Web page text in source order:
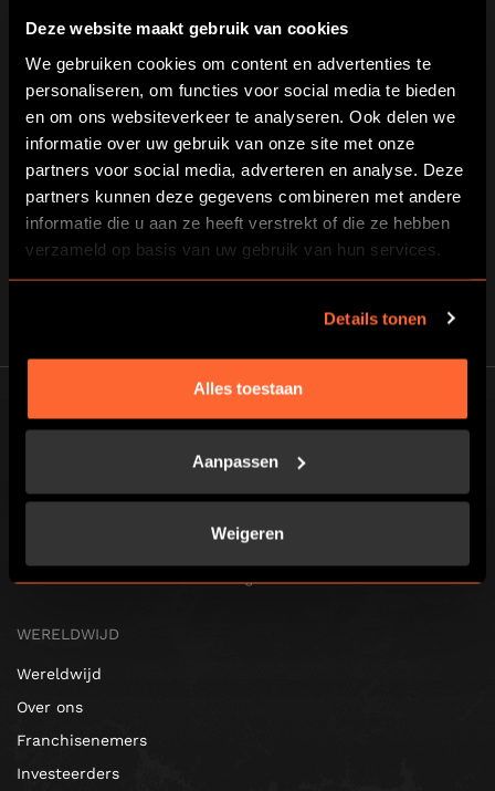
Deze website maakt gebruik van cookies
We gebruiken cookies om content en advertenties te
personaliseren, om functies voor social media te bieden
en om ons websiteverkeer te analyseren. Ook delen we
informatie over uw gebruik van onze site met onze
partners voor social media, adverteren en analyse. Deze
partners kunnen deze gegevens combineren met andere
informatie die u aan ze heeft verstrekt of die ze hebben
verzameld op basis van uw gebruik van hun services.
Details tonen
Alles toestaan
Aanpassen
Weigeren
de misdaad.
– Sherlock bewaarde zijn tabak in zijn slipper
– De eerste Sherlock Holmes film werd gemaakt in 1900
– Sherlock Holmes verhalen zijn gebaseerd op de
grondlegger van de thriller, detective en horror: Edgar Allan
Heb jij hierop interessante aanvullingen? Laat het ons
weten!
PREVIOUS POST NEXT POST
Registered address: Het Hout 1, 9723, Netherlands
©️ 2026. All Rights Reserved.
WERELDWIJD
Wereldwijd
Over ons
Franchisenemers
Investeerders